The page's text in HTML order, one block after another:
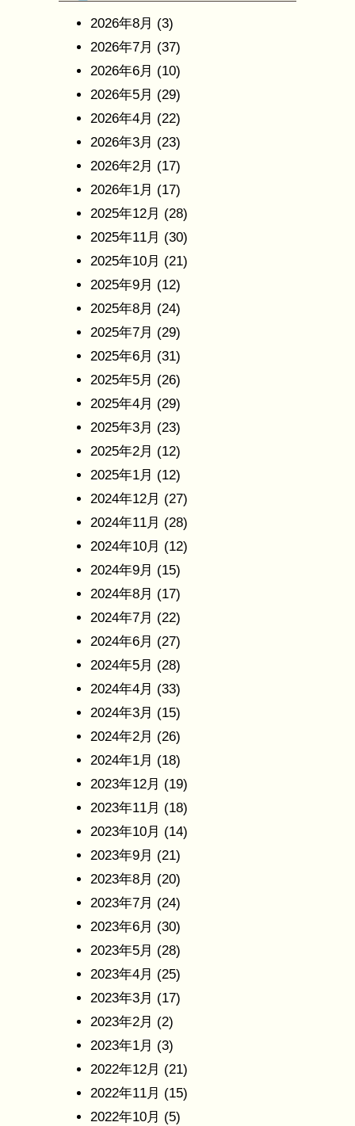
2026年8月 (3)
2026年7月 (37)
2026年6月 (10)
2026年5月 (29)
2026年4月 (22)
2026年3月 (23)
2026年2月 (17)
2026年1月 (17)
2025年12月 (28)
2025年11月 (30)
2025年10月 (21)
2025年9月 (12)
2025年8月 (24)
2025年7月 (29)
2025年6月 (31)
2025年5月 (26)
2025年4月 (29)
2025年3月 (23)
2025年2月 (12)
2025年1月 (12)
2024年12月 (27)
2024年11月 (28)
2024年10月 (12)
2024年9月 (15)
2024年8月 (17)
2024年7月 (22)
2024年6月 (27)
2024年5月 (28)
2024年4月 (33)
2024年3月 (15)
2024年2月 (26)
2024年1月 (18)
2023年12月 (19)
2023年11月 (18)
2023年10月 (14)
2023年9月 (21)
2023年8月 (20)
2023年7月 (24)
2023年6月 (30)
2023年5月 (28)
2023年4月 (25)
2023年3月 (17)
2023年2月 (2)
2023年1月 (3)
2022年12月 (21)
2022年11月 (15)
2022年10月 (5)